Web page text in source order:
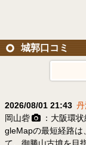
城郭口コミ
2026/08/01 21:43
岡山砦
：大阪環
gleMapの最短経路は
て、御勝山古墳を目